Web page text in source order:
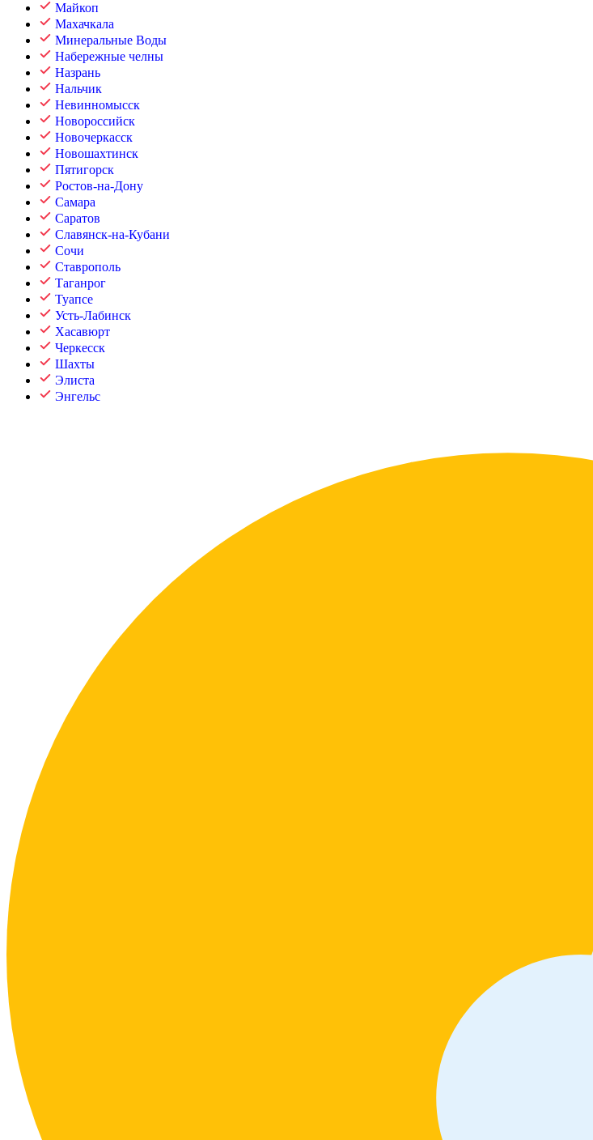
Майкоп
Махачкала
Минеральные Воды
Набережные челны
Назрань
Нальчик
Невинномысск
Новороссийск
Новочеркасск
Новошахтинск
Пятигорск
Ростов-на-Дону
Самара
Саратов
Славянск-на-Кубани
Сочи
Ставрополь
Таганрог
Туапсе
Усть-Лабинск
Хасавюрт
Черкесск
Шахты
Элиста
Энгельс